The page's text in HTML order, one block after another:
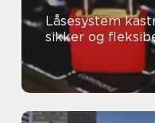
Låsesystem kastrup sådan
sikker og